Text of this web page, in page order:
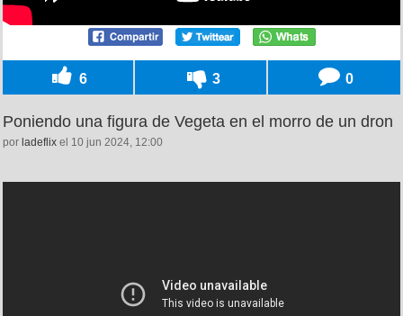
6 3 0
Poniendo una figura de Vegeta en el morro de un dron
por ladeflix el 10 jun 2024, 12:00